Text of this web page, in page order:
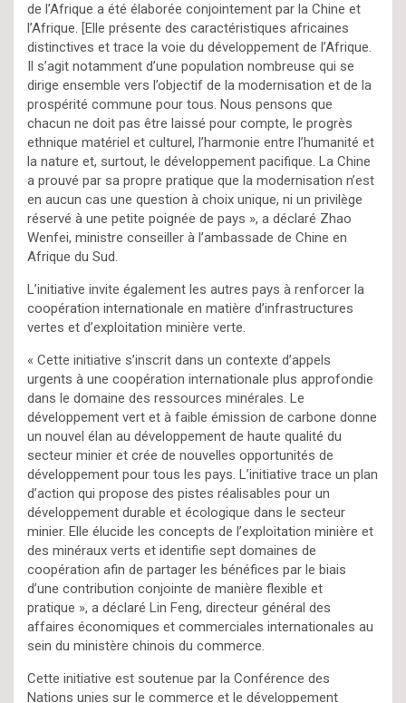
de l’Afrique a été élaborée conjointement par la Chine et
l’Afrique. [Elle présente des caractéristiques africaines
distinctives et trace la voie du développement de l’Afrique.
Il s’agit notamment d’une population nombreuse qui se
dirige ensemble vers l’objectif de la modernisation et de la
prospérité commune pour tous. Nous pensons que
chacun ne doit pas être laissé pour compte, le progrès
ethnique matériel et culturel, l’harmonie entre l’humanité et
la nature et, surtout, le développement pacifique. La Chine
a prouvé par sa propre pratique que la modernisation n’est
en aucun cas une question à choix unique, ni un privilège
réservé à une petite poignée de pays », a déclaré Zhao
Wenfei, ministre conseiller à l’ambassade de Chine en
Afrique du Sud.
L’initiative invite également les autres pays à renforcer la
coopération internationale en matière d’infrastructures
vertes et d’exploitation minière verte.
« Cette initiative s’inscrit dans un contexte d’appels
urgents à une coopération internationale plus approfondie
dans le domaine des ressources minérales. Le
développement vert et à faible émission de carbone donne
un nouvel élan au développement de haute qualité du
secteur minier et crée de nouvelles opportunités de
développement pour tous les pays. L’initiative trace un plan
d’action qui propose des pistes réalisables pour un
développement durable et écologique dans le secteur
minier. Elle élucide les concepts de l’exploitation minière et
des minéraux verts et identifie sept domaines de
coopération afin de partager les bénéfices par le biais
d’une contribution conjointe de manière flexible et
pratique », a déclaré Lin Feng, directeur général des
affaires économiques et commerciales internationales au
sein du ministère chinois du commerce.
Cette initiative est soutenue par la Conférence des
Nations unies sur le commerce et le développement